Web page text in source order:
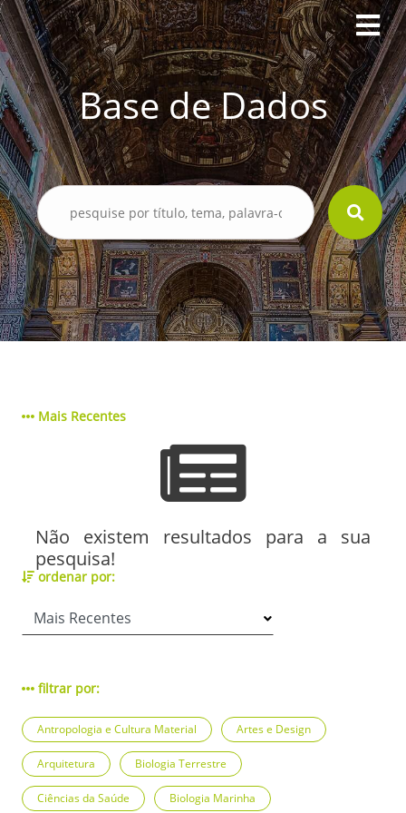
Base de Dados
Mais Recentes
Não existem resultados para a sua
pesquisa!
ordenar por:
filtrar por:
Antropologia e Cultura Material Artes e Design
Arquitetura Biologia Terrestre
Ciências da Saúde Biologia Marinha